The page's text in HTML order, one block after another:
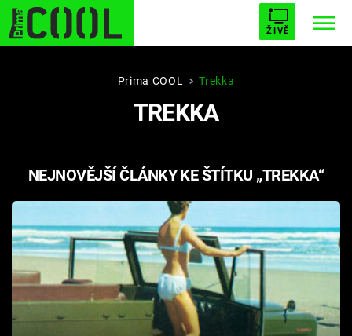
ŽIVĚ
STARHOUSE BUFFY, PŘEMOŽITELKA UPÍRŮ
PLNEJ KOTEL AVENGERS 5
Filmy
Seriály
Prima COOL Trekka
TREKKA
NEJNOVĚJŠÍ ČLÁNKY KE ŠTÍTKU „TREKKA“